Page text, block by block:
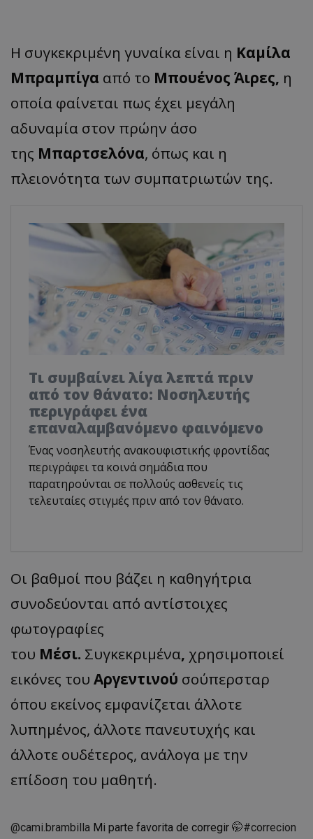
Η συγκεκριμένη γυναίκα είναι η Καμίλα
Μπραμπίγα από το Μπουένος Άιρες, η
οποία φαίνεται πως έχει μεγάλη
αδυναμία στον πρώην άσο
της Μπαρτσελόνα, όπως και η
πλειονότητα των συμπατριωτών της.
Τι συμβαίνει λίγα λεπτά πριν
από τον θάνατο: Νοσηλευτής
περιγράφει ένα
επαναλαμβανόμενο φαινόμενο
Ένας νοσηλευτής ανακουφιστικής φροντίδας
περιγράφει τα κοινά σημάδια που
παρατηρούνται σε πολλούς ασθενείς τις
τελευταίες στιγμές πριν από τον θάνατο.
Οι βαθμοί που βάζει η καθηγήτρια
συνοδεύονται από αντίστοιχες
φωτογραφίες
του Μέσι. Συγκεκριμένα, χρησιμοποιεί
εικόνες του Αργεντινού σούπερσταρ
όπου εκείνος εμφανίζεται άλλοτε
λυπημένος, άλλοτε πανευτυχής και
άλλοτε ουδέτερος, ανάλογα με την
επίδοση του μαθητή.
@cami.brambilla Mi parte favorita de corregir 🤭#correcion